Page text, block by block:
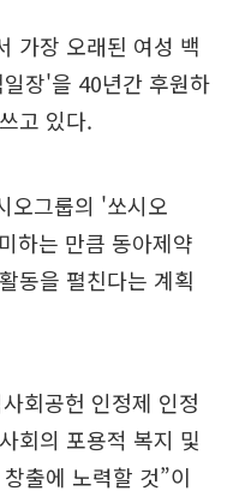
가장 오래된 여성 백
장'을 40년간 후원하
고 있다.
오그룹의 '쏘시오
하는 만큼 동아제약
동을 펼친다는 계획
회공헌 인정제 인정
회의 포용적 복지 및
출에 노력할 것”이